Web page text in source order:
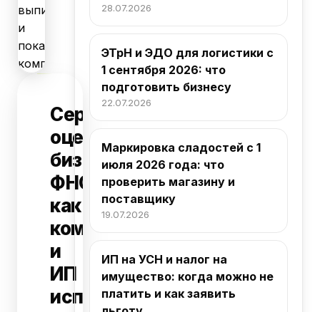
Сервис
оценки
бизнеса
ФНС:
как
компаниям
и
ИП
использовать
28.07.2026
ЭТрН и ЭДО для логистики с
1 сентября 2026: что
подготовить бизнесу
22.07.2026
Маркировка сладостей с 1
июля 2026 года: что
проверить магазину и
поставщику
19.07.2026
ИП на УСН и налог на
имущество: когда можно не
платить и как заявить